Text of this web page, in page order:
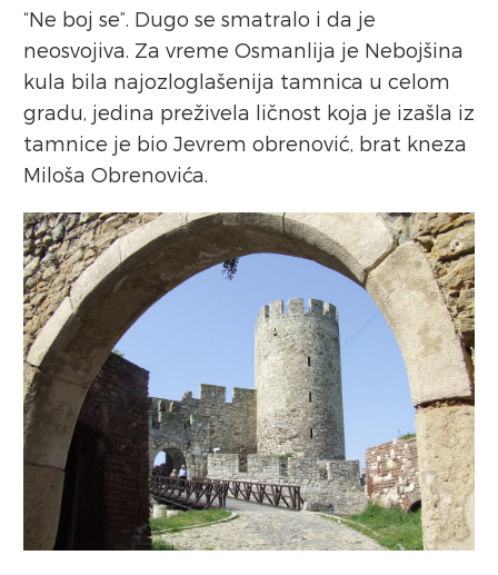
“Ne boj se”. Dugo se smatralo i da je
neosvojiva. Za vreme Osmanlija je Nebojšina
kula bila najozloglašenija tamnica u celom
gradu, jedina preživela ličnost koja je izašla iz
tamnice je bio Jevrem obrenović, brat kneza
Miloša Obrenovića.